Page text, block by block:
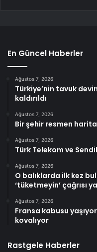
En Güncel Haberler
Ağustos 7, 2026
Türkiye’nin tavuk
kaldırıldı
Ağustos 7, 2026
Bir şehir resmen
Ağustos 7, 2026
Türk Telekom ve
Ağustos 7, 2026
O balıklarda ilk kez
‘tüketmeyin’ çağrısı
Ağustos 7, 2026
Fransa kabusu
kovalıyor
Rastgele Haberler